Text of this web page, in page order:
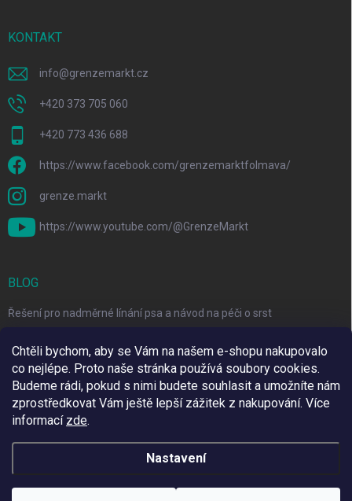
Chtěli bychom, aby se Vám na našem e-shopu nakupovalo
co nejlépe. Proto naše stránka používá soubory cookies.
Budeme rádi, pokud s nimi budete souhlasit a umožníte nám
zprostředkovat Vám ještě lepší zážitek z nakupování. Více
informací zde.
Nastavení
KONTAKT
info@grenzemarkt.cz
+420 373 705 060
+420 773 436 688
https://www.facebook.com/grenzemarktfolmava/
grenze.markt
https://www.youtube.com/@GrenzeMarkt
BLOG
Řešení pro nadměrné línání psa a návod na péči o srst
Top 6 značek pro domácí mazlíčky za skvělé ceny
Copyright 2026Grenze Markt Online. Všechna práva vyhrazena.Upravit